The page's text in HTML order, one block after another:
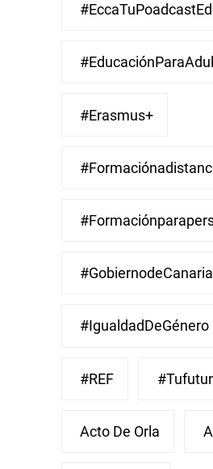
#Erasmus+
#IgualdadDeGénero
#REF
Acto De Orla